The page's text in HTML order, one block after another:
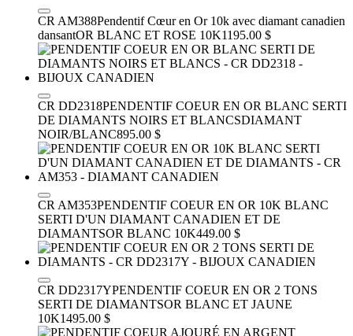
CR AM388Pendentif Cœur en Or 10k avec diamant canadien
dansantOR BLANC ET ROSE 10K1195.00 $
CR DD2318PENDENTIF COEUR EN OR BLANC SERTI
DE DIAMANTS NOIRS ET BLANCSDIAMANT
NOIR/BLANC895.00 $
CR AM353PENDENTIF COEUR EN OR 10K BLANC
SERTI D'UN DIAMANT CANADIEN ET DE
DIAMANTSOR BLANC 10K449.00 $
CR DD2317YPENDENTIF COEUR EN OR 2 TONS
SERTI DE DIAMANTSOR BLANC ET JAUNE
10K1495.00 $